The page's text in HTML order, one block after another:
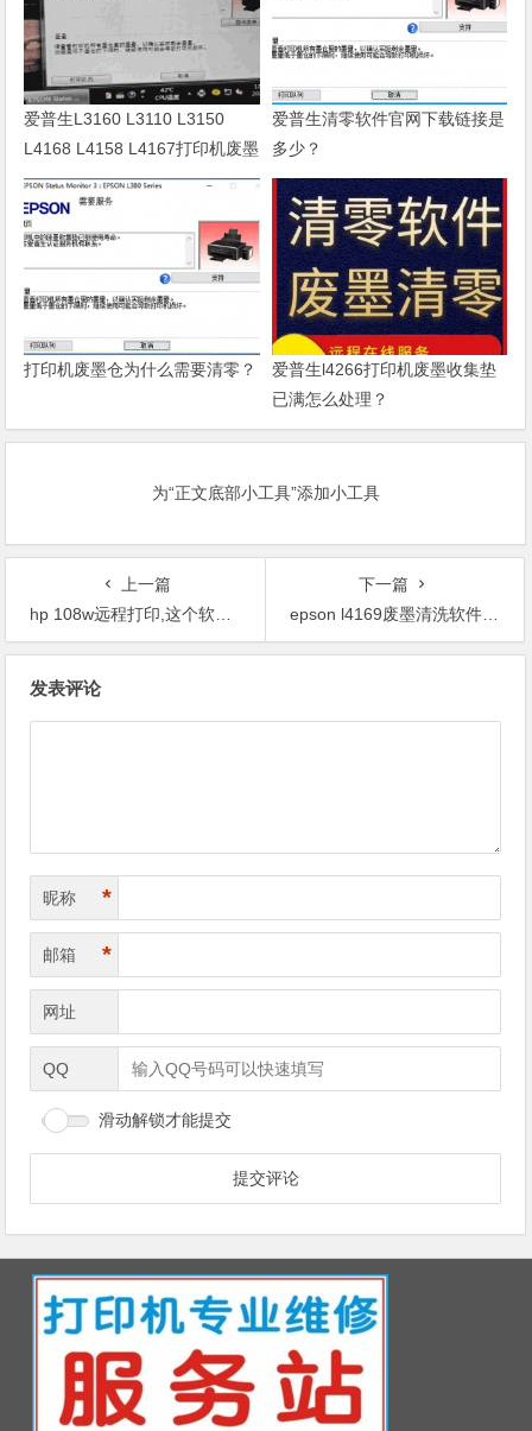
爱普生L3160 L3110 L3150
L4168 L4158 L4167打印机废墨
清零软件
爱普生清零软件官网下载链接是
多少？
打印机废墨仓为什么需要清零？
爱普生l4266打印机废墨收集垫
已满怎么处理？
为“正文底部小工具”添加小工具
上一篇
hp 108w远程打印,这个软件在哪里下载？
下一篇
epson l4169废墨清洗软件破解版,远程解决此类问题也不是问题。
发表评论
昵称 *
邮箱 *
网址
QQ
滑动解锁才能提交